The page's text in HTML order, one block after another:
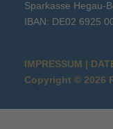
Sparkasse Hegau-
IBAN: DE02 6925
IMPRESSUM
Copyright © 2026